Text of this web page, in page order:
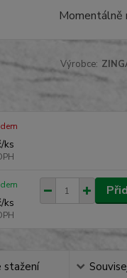
Momentálně
Výrobce:
/ks
/ks
stažení